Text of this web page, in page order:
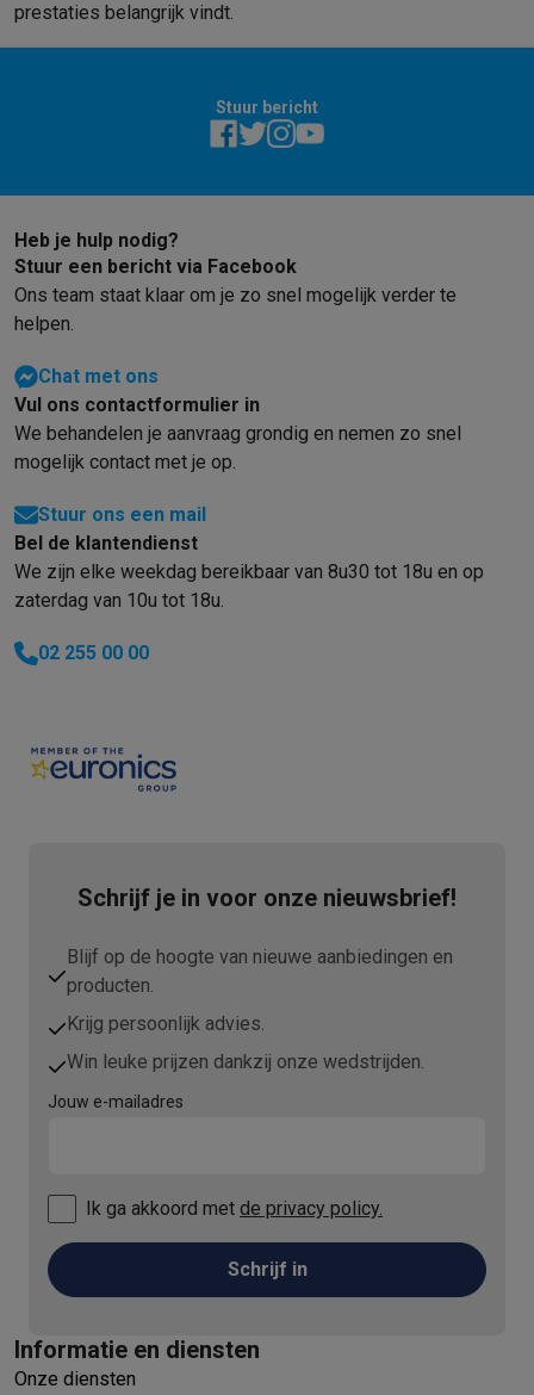
prestaties belangrijk vindt.
Stuur bericht
Heb je hulp nodig?
Stuur een bericht via Facebook
Ons team staat klaar om je zo snel mogelijk verder te
helpen.
Chat met ons
Vul ons contactformulier in
We behandelen je aanvraag grondig en nemen zo snel
mogelijk contact met je op.
Stuur ons een mail
Bel de klantendienst
We zijn elke weekdag bereikbaar van 8u30 tot 18u en op
zaterdag van 10u tot 18u.
02 255 00 00
Schrijf je in voor onze nieuwsbrief!
Blijf op de hoogte van nieuwe aanbiedingen en
producten.
Krijg persoonlijk advies.
Win leuke prijzen dankzij onze wedstrijden.
Jouw e-mailadres
Ik ga akkoord met de privacy policy.
Schrijf in
Informatie en diensten
Onze diensten